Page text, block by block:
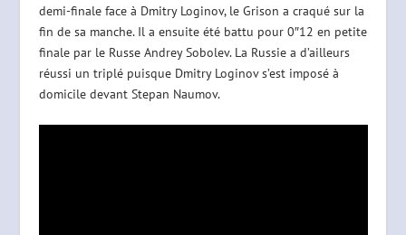
demi-finale face à Dmitry Loginov, le Grison a craqué sur la
fin de sa manche. Il a ensuite été battu pour 0″12 en petite
finale par le Russe Andrey Sobolev. La Russie a d’ailleurs
réussi un triplé puisque Dmitry Loginov s’est imposé à
domicile devant Stepan Naumov.